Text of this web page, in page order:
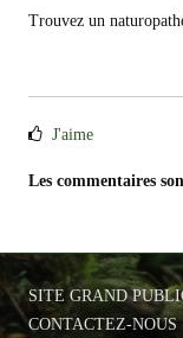
Trouvez un
J'aime
Les commentaires
SITE GRAND
CONTACTEZ-NOUS